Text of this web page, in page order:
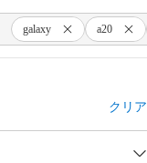
galaxy a20
クリア